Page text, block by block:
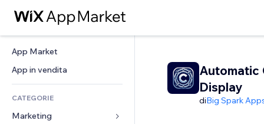
App Market
App in vendita
CATEGORIE
Marketing
Automatic
Display
diBig Spark